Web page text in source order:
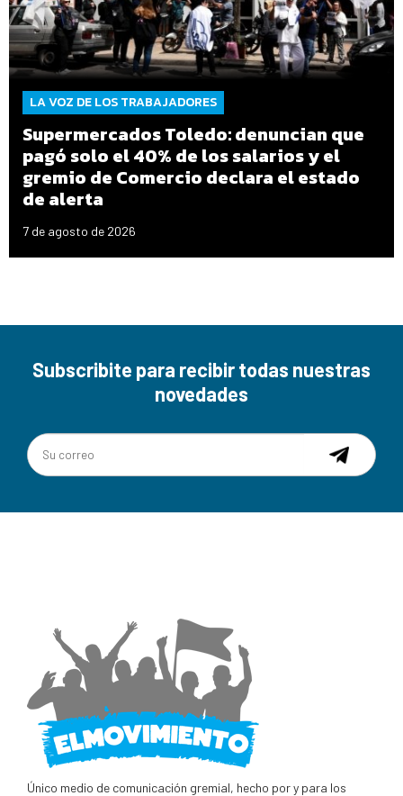
LA VOZ DE LOS TRABAJADORES
Supermercados Toledo: denuncian que
pagó solo el 40% de los salarios y el
gremio de Comercio declara el estado
de alerta
7 de agosto de 2026
Subscribite para recibir todas nuestras
novedades
Único medio de comunicación gremial, hecho por y para los